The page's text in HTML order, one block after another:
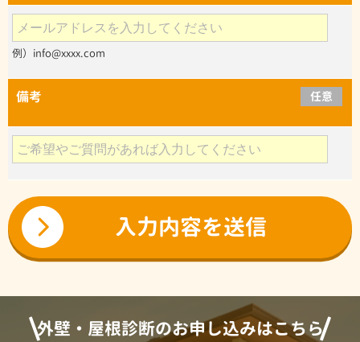
例）info@xxxx.com
備考 任意
外壁・屋根診断のお申し込みはこちら